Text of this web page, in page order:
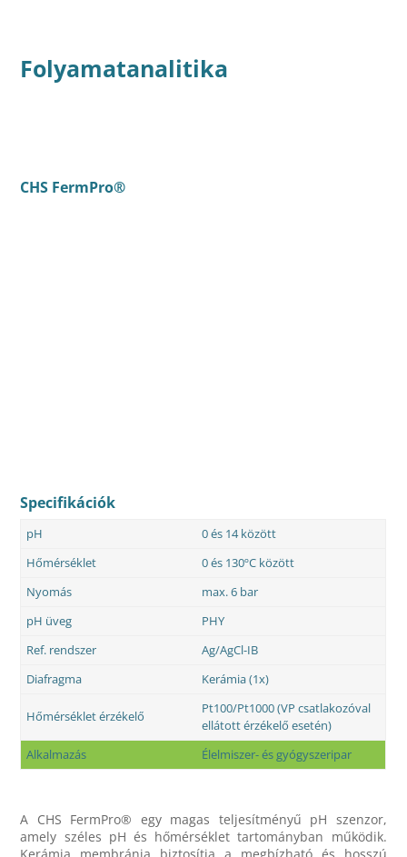
Folyamatanalitika
CHS FermPro®
Specifikációk
pH
0 és 14 között
Hőmérséklet
0 és 130ºC között
Nyomás
max. 6 bar
pH üveg
PHY
Ref. rendszer
Ag/AgCl-IB
Diafragma
Kerámia (1x)
Hőmérséklet érzékelő
Pt100/Pt1000 (VP csatlakozóval
ellátott érzékelő esetén)
Alkalmazás
Élelmiszer- és gyógyszeripar
A CHS FermPro® egy magas teljesítményű pH szenzor,
amely széles pH és hőmérséklet tartományban működik.